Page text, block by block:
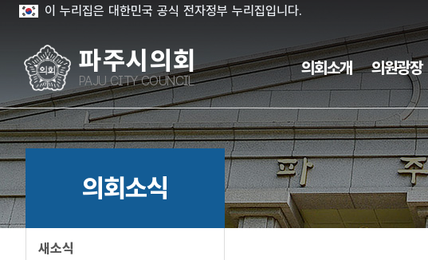
이 누리집은 대한민국 공식 전자정부 누리집입니다.
파주시의회
PAJU CITY COUNCIL
의회소개 의원광장
의회소식
새소식